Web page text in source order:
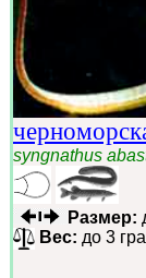
syngnathus
Размер:
Вес: до 3